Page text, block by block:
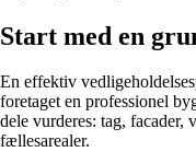
Start med en
En effektiv
foretaget en professionel
dele vurderes: tag,
fællesarealer.